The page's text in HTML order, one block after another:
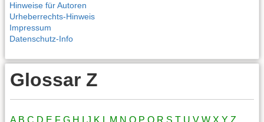
Hinweise für Autoren
Urheberrechts-Hinweis
Impressum
Datenschutz-Info
Glossar Z
A B C D E F G H J K M N O P Q R S T U V W X Y Z